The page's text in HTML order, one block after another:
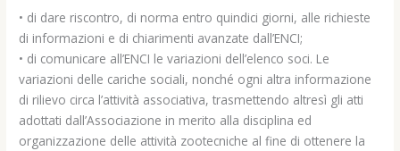
• di dare riscontro, di norma entro quindici giorni, alle richieste
di informazioni e di chiarimenti avanzate dall’ENCI;
• di comunicare all’ENCI le variazioni dell’elenco soci. Le
variazioni delle cariche sociali, nonché ogni altra informazione
di rilievo circa l’attività associativa, trasmettendo altresì gli atti
adottati dall’Associazione in merito alla disciplina ed
organizzazione delle attività zootecniche al fine di ottenere la